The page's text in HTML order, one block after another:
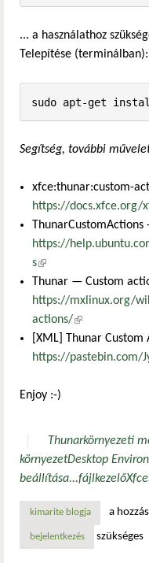
... a használathoz
Telepítése (terminálban):
sudo apt-get
Segítség, további
xfce:thunar:custom-
https://docs.xfce.org/
https://
s(külső hivatkozás)
Thunar — Custom
https://mxlinux.org/
actions/(külső
[XML] Thunar
https://pastebin.com/
Enjoy :-)
Thunarkörnyezeti
környezetDesktop
beállítása...fájlkezelőXfce
kimarite blogja a
bejelentkezés szükséges